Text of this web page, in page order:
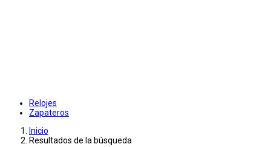
Relojes
Zapateros
Inicio
Resultados de la búsqueda